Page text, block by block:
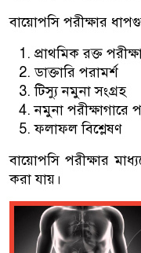
বায়োপসি পরীক্ষার
প্রাথমিক রক্ত
ডাক্তারি পরামর্শ
টিস্যু নমুনা সংগ্রহ
নমুনা পরীক্ষাগারে
ফলাফল বিশ্লেষণ
বায়োপসি পরীক্ষার
করা যায়।